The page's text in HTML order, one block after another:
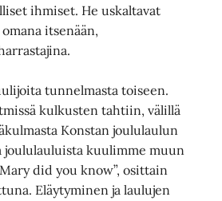
ihmiset. He uskaltavat
itsenään,
tunnelmasta toiseen.
kulkusten tahtiin, välillä
Konstan joululaulun
joululauluista kuulimme muun
did you know”, osittain
Eläytyminen ja laulujen